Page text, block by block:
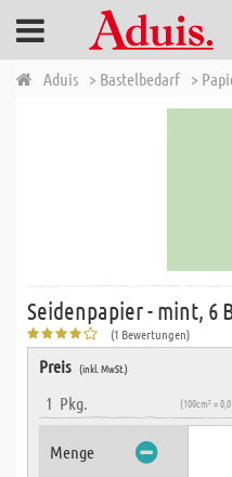
Aduis > Bastelbedarf >
Seidenpapier - mint, 6
(1 Bewertungen)
Preis (inkl. MwSt.)
1 Pkg. (100cm² =
Menge